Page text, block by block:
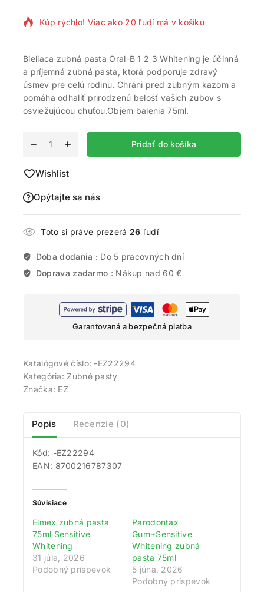
Kúp rýchlo! Viac ako 20 ľudí má v košíku
Bieliaca zubná pasta Oral-B 1 2 3 Whitening je účinná
a príjemná zubná pasta, ktorá podporuje zdravý
úsmev pre celú rodinu. Chráni pred zubným kazom a
pomáha odhaliť prirodzenú belosť vašich zubov s
osviežujúcou chuťou.Objem balenia 75ml.
Pridať do košíka
Wishlist
Opýtajte sa nás
Toto si práve prezerá 26 ľudí
Doba dodania : Do 5 pracovných dní
Doprava zadarmo : Nákup nad 60 €
Garantovaná a bezpečná platba
Katalógové číslo: -EZ22294
Kategória: Zubné pasty
Značka: EZ
Popis Recenzie (0)
Kód: -EZ22294
EAN: 8700216787307
Súvisiace
Elmex zubná pasta
75ml Sensitive
Whitening
31 júla, 2026
Podobný príspevok
Parodontax
Gum+Sensitive
Whitening zubná
pasta 75ml
5 júna, 2026
Podobný príspevok